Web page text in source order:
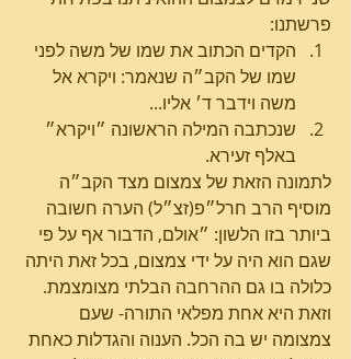
פרשתנו:
הקדים הכתוב את שמו של משה לפני
שמו של הקב״ה שנאמר: ויקרא אל
משה וידבר ד׳ אליו...
שנכתבה המילה הראשונה ״ויקרא״
באלף זעירא.
לתמונה הזאת של צמצום מצד הקב״ה
מוסיף הרב חרל״פ(זצ״ל) הערה חשובה
ביותר בזו הלשון: ״אולם, הדבור אף על פי
שגם הוא היה על ידי צמצום, בכל זאת היתה
כלולה בו גם ההרחבה הבלתי מצומצמת.
וזאת היא אחת מפלאי התורה- שעם
צמצומה יש בה הכל. הענוה והגדלות כאחת